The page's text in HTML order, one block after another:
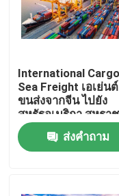
บ้าน
สินค้า
International Cargo
Sea Freight เอเย่น
ขนส่งจากจีน ไปยัง
สหรัฐอเมริกา สหราช
อาณาจักร ฝรั่งเศส
เยอรมนี อิตาลี แคนา
ส่งคำถาม